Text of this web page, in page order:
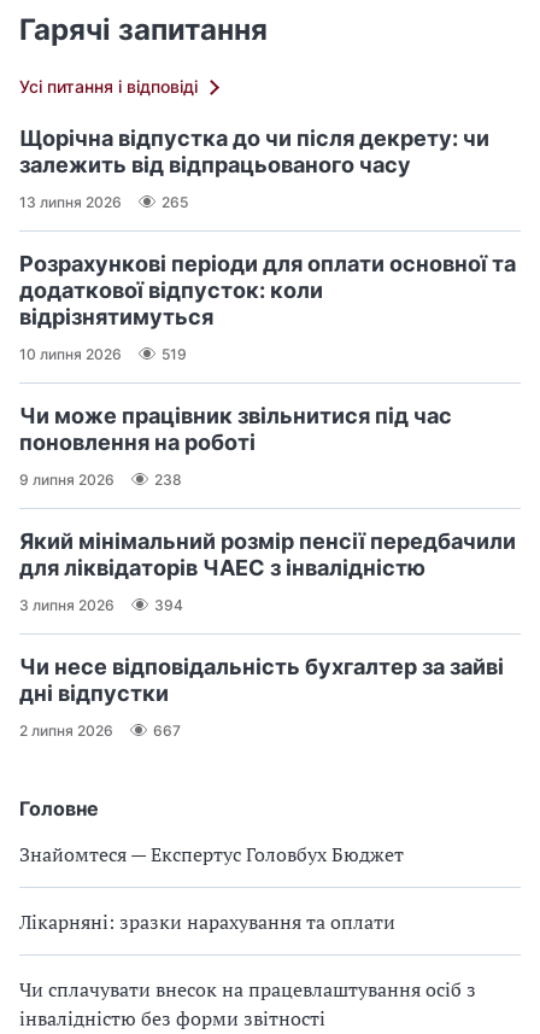
Головне
Знайомтеся — Експертус Головбух Бюджет
Лікарняні: зразки нарахування та оплати
Чи сплачувати внесок на працевлаштування осіб з
інвалідністю без форми звітності
Гарячі запитання
Усі питання і відповіді
Щорічна відпустка до чи після декрету: чи
залежить від відпрацьованого часу
13 липня 2026 265
Розрахункові періоди для оплати основної та
додаткової відпусток: коли
відрізнятимуться
10 липня 2026 519
Чи може працівник звільнитися під час
поновлення на роботі
9 липня 2026 238
Який мінімальний розмір пенсії передбачили
для ліквідаторів ЧАЕС з інвалідністю
3 липня 2026 394
Чи несе відповідальність бухгалтер за зайві
дні відпустки
2 липня 2026 667